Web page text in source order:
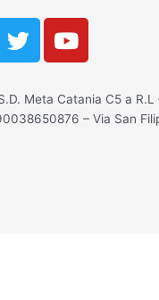
T
w
t
t
Y
o
t
u
Meta Catania C5 a R.L
– Via San